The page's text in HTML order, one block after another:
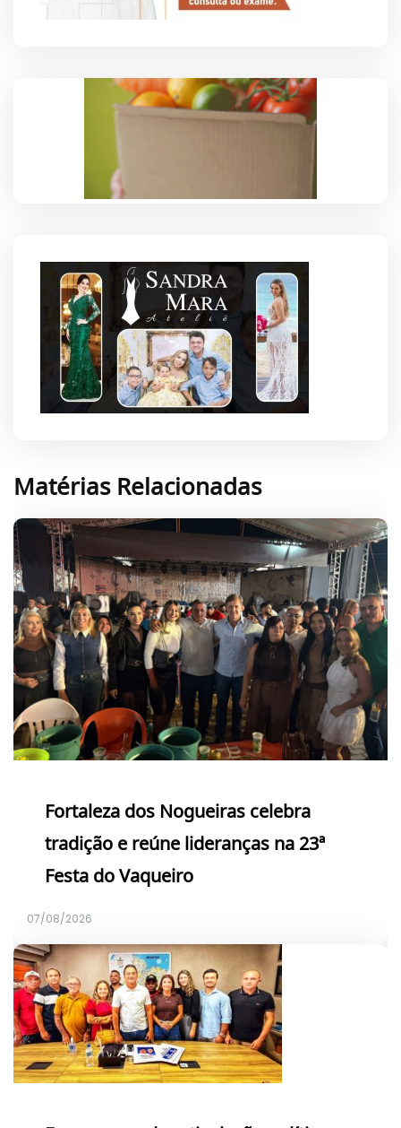
Matérias Relacionadas
Fortaleza dos Nogueiras celebra
tradição e reúne lideranças na 23ª
Festa do Vaqueiro
07/08/2026